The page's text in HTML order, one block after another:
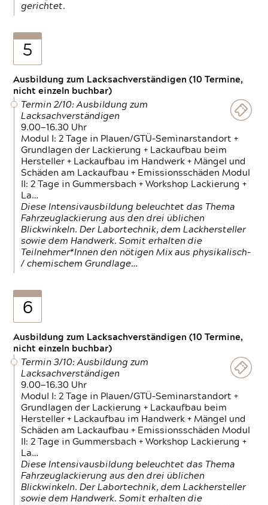
gerichtet.
5
Ausbildung zum Lacksachverständigen (10 Termine,
nicht einzeln buchbar)
Termin 2/10: Ausbildung zum
Lacksachverständigen
9.00—16.30 Uhr
Modul I: 2 Tage in Plauen/GTÜ-Seminarstandort +
Grundlagen der Lackierung + Lackaufbau beim
Hersteller + Lackaufbau im Handwerk + Mängel und
Schäden am Lackaufbau + Emissionsschäden Modul
II: 2 Tage in Gummersbach + Workshop Lackierung +
La…
Diese Intensivausbildung beleuchtet das Thema
Fahrzeuglackierung aus den drei üblichen
Blickwinkeln. Der Labortechnik, dem Lackhersteller
sowie dem Handwerk. Somit erhalten die
Teilnehmer*Innen den nötigen Mix aus physikalisch-
/ chemischem Grundlage…
6
Ausbildung zum Lacksachverständigen (10 Termine,
nicht einzeln buchbar)
Termin 3/10: Ausbildung zum
Lacksachverständigen
9.00—16.30 Uhr
Modul I: 2 Tage in Plauen/GTÜ-Seminarstandort +
Grundlagen der Lackierung + Lackaufbau beim
Hersteller + Lackaufbau im Handwerk + Mängel und
Schäden am Lackaufbau + Emissionsschäden Modul
II: 2 Tage in Gummersbach + Workshop Lackierung +
La…
Diese Intensivausbildung beleuchtet das Thema
Fahrzeuglackierung aus den drei üblichen
Blickwinkeln. Der Labortechnik, dem Lackhersteller
sowie dem Handwerk. Somit erhalten die